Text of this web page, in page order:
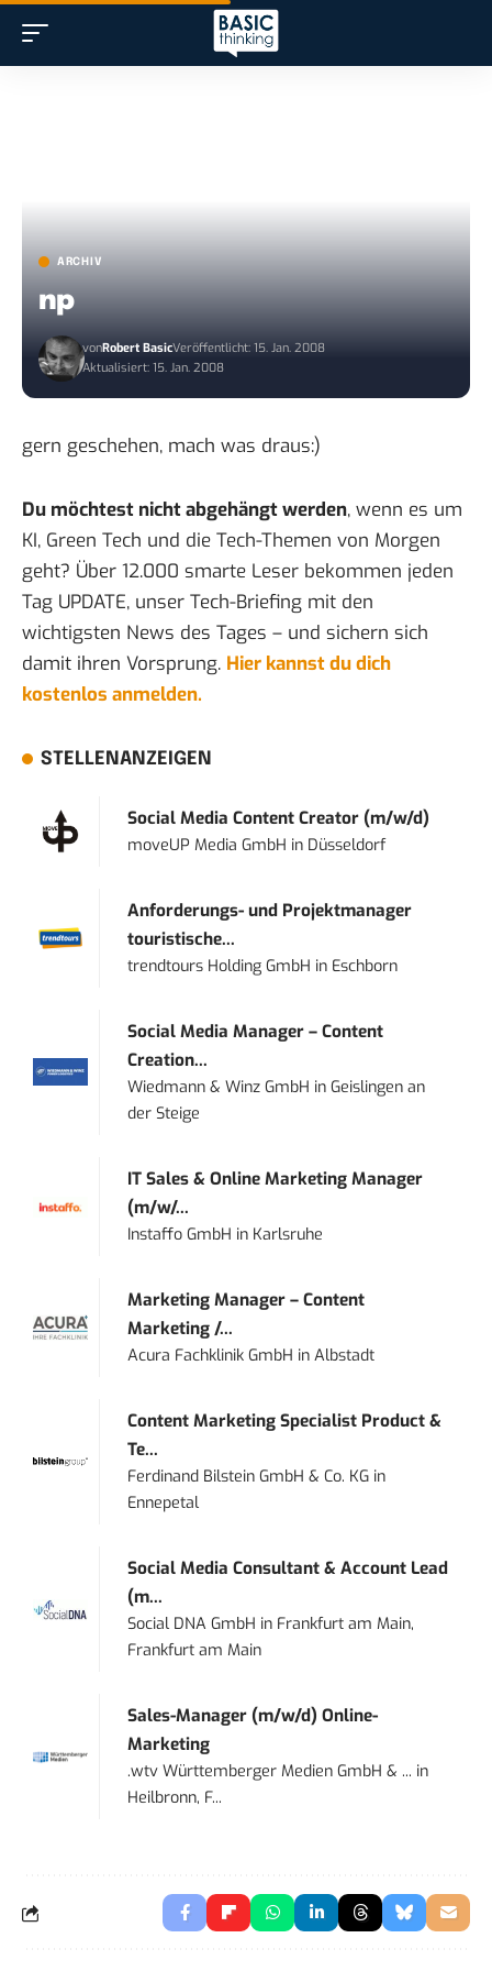
ARCHIV
np
vonRobert BasicVeröffentlicht: 15. Jan. 2008
Aktualisiert: 15. Jan. 2008
gern geschehen, mach was draus:)
Du möchtest nicht abgehängt werden, wenn es um
KI, Green Tech und die Tech-Themen von Morgen
geht? Über 12.000 smarte Leser bekommen jeden
Tag UPDATE, unser Tech-Briefing mit den
wichtigsten News des Tages – und sichern sich
damit ihren Vorsprung. Hier kannst du dich
kostenlos anmelden.
STELLENANZEIGEN
Social Media Content Creator (m/w/d)
moveUP Media GmbH in Düsseldorf
Anforderungs- und Projektmanager
touristische...
trendtours Holding GmbH in Eschborn
Social Media Manager – Content
Creation...
Wiedmann & Winz GmbH inGeislingen an
der Steige
IT Sales & Online Marketing Manager
(m/w/...
Instaffo GmbH in Karlsruhe
Marketing Manager – Content
Marketing /...
Acura Fachklinik GmbH inAlbstadt
Content Marketing Specialist Product &
Te...
Ferdinand Bilstein GmbH & Co. KG in
Ennepetal
Social Media Consultant & Account Lead
(m...
Social DNA GmbH in Frankfurt am Main,
Frankfurt am Main
Sales-Manager (m/w/d) Online-
Marketing
.wtv Württemberger Medien GmbH & ... in
Heilbronn, F...